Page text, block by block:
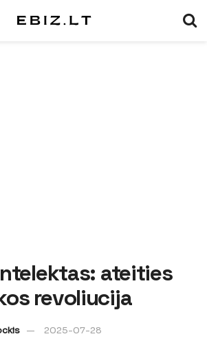
ateities
revoliucija
2025-07-28